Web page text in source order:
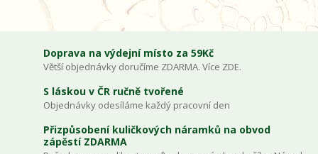
Doprava na výdejní místo za 59Kč
Větší objednávky doručíme ZDARMA. Více ZDE.
S láskou v ČR ručně tvořené
Objednávky odesíláme každý pracovní den
Přizpůsobení kuličkových náramků na obvod
zápěstí ZDARMA